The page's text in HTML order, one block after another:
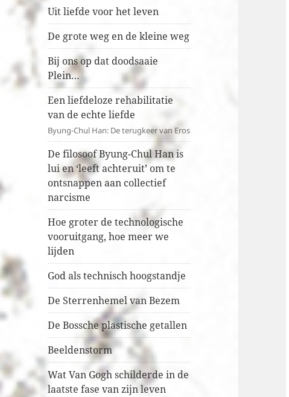
Uit liefde voor het leven
De grote weg en de kleine weg
Bij ons op dat doodsaaie
Plein…
Een liefdeloze rehabilitatie
van de echte liefde
Byung-Chul Han: De terugkeer van Eros
De filosoof Byung-Chul Han is
lui en ‘leeft achteruit’ om te
ontsnappen aan collectief
narcisme
Hoe groter de technologische
vooruitgang, hoe meer we
lijden
God als technisch hoogstandje
De Sterrenhemel van Bezem
De Bossche plastische getallen
Beeldenstorm
Wat Van Gogh schilderde in de
laatste fase van zijn leven